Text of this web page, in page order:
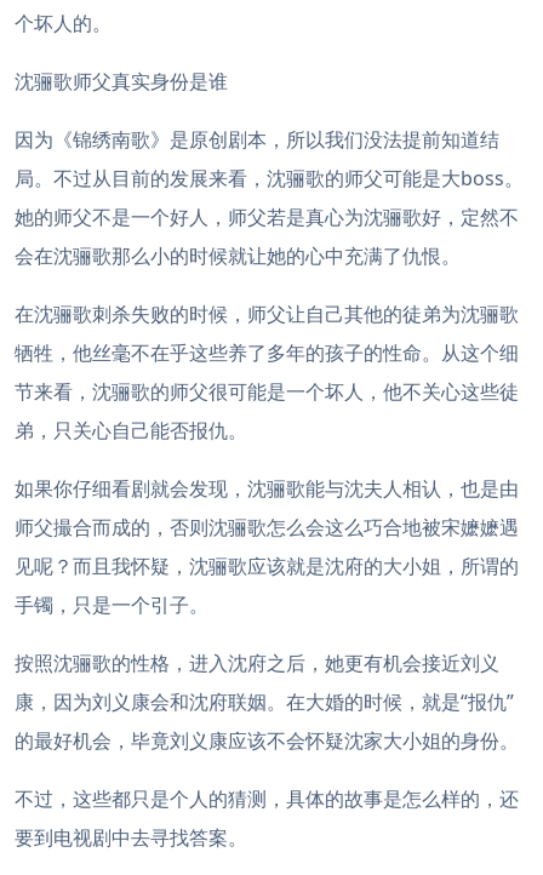
个坏人的。
沈骊歌师父真实身份是谁
因为《锦绣南歌》是原创剧本，所以我们没法提前知道结
局。不过从目前的发展来看，沈骊歌的师父可能是大boss。
她的师父不是一个好人，师父若是真心为沈骊歌好，定然不
会在沈骊歌那么小的时候就让她的心中充满了仇恨。
在沈骊歌刺杀失败的时候，师父让自己其他的徒弟为沈骊歌
牺牲，他丝毫不在乎这些养了多年的孩子的性命。从这个细
节来看，沈骊歌的师父很可能是一个坏人，他不关心这些徒
弟，只关心自己能否报仇。
如果你仔细看剧就会发现，沈骊歌能与沈夫人相认，也是由
师父撮合而成的，否则沈骊歌怎么会这么巧合地被宋嬷嬷遇
见呢？而且我怀疑，沈骊歌应该就是沈府的大小姐，所谓的
手镯，只是一个引子。
按照沈骊歌的性格，进入沈府之后，她更有机会接近刘义
康，因为刘义康会和沈府联姻。在大婚的时候，就是“报仇”
的最好机会，毕竟刘义康应该不会怀疑沈家大小姐的身份。
不过，这些都只是个人的猜测，具体的故事是怎么样的，还
要到电视剧中去寻找答案。